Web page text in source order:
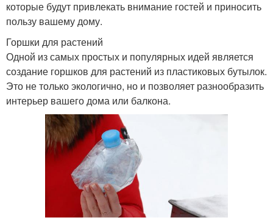
которые будут привлекать внимание гостей и приносить
пользу вашему дому.
Горшки для растений
Одной из самых простых и популярных идей является
создание горшков для растений из пластиковых бутылок.
Это не только экологично, но и позволяет разнообразить
интерьер вашего дома или балкона.